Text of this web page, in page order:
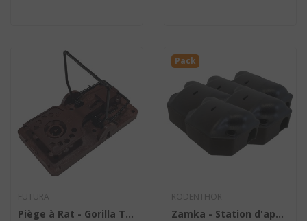
FUTURA
Piège à Rat - Gorilla Trap
Pack
RODENTHOR
Zamka - Station d'appâtage x 5